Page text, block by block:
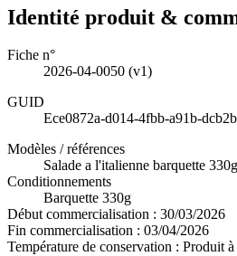
Identité produit &
Fiche n°
2026-04-0050 (v1)
GUID
Ece0872a-d014-4fbb-a91b-
Modèles / références
Salade a l'italienne barquette
Conditionnements
Barquette 330g
Début commercialisation : 30/03/2026
Fin commercialisation : 03/04/2026
Température de conservation : Produit